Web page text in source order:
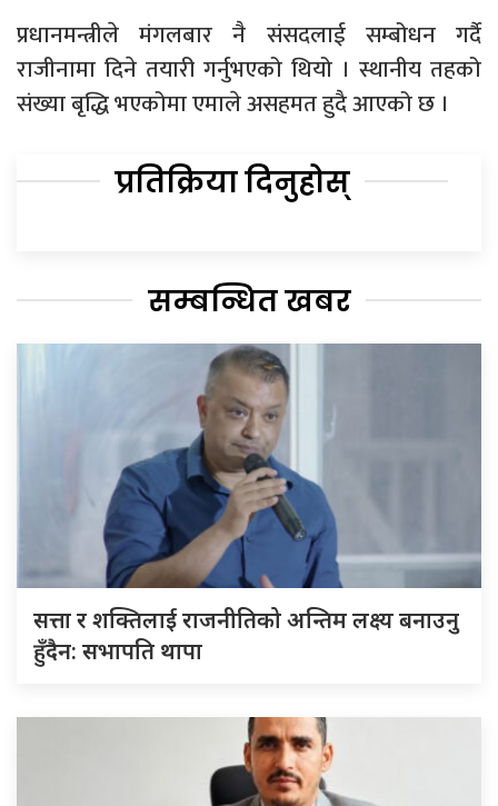
प्रधानमन्त्रीले मंगलबार नै संसदलाई सम्बोधन गर्दै
राजीनामा दिने तयारी गर्नुभएको थियो । स्थानीय तहको
संख्या बृद्धि भएकोमा एमाले असहमत हुदै आएको छ ।
प्रतिक्रिया दिनुहोस्
सम्बन्धित खबर
सत्ता र शक्तिलाई राजनीतिको अन्तिम लक्ष्य बनाउनु
हुँदैन: सभापति थापा